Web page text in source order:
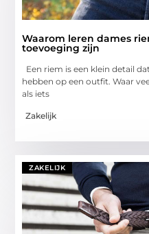
Waarom leren dames
toevoeging zijn
Een riem is een klein detail
hebben op een outfit. Waar
als iets
Zakelijk
ZAKELIJK